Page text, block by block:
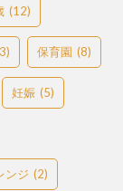
(12)
保育園 (8)
妊娠 (5)
ンジ (2)